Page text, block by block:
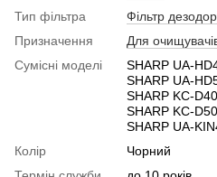
Тип фільтра
Фільтр
Призначення
Для
Сумісні моделі
SHARP UA-
SHARP UA-
SHARP KC-
SHARP KC-
SHARP UA-
Колір
Чорний